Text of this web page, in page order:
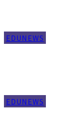
EDUNEWS
EDUNEWS